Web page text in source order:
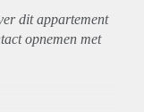
ditappartement
opnemen met